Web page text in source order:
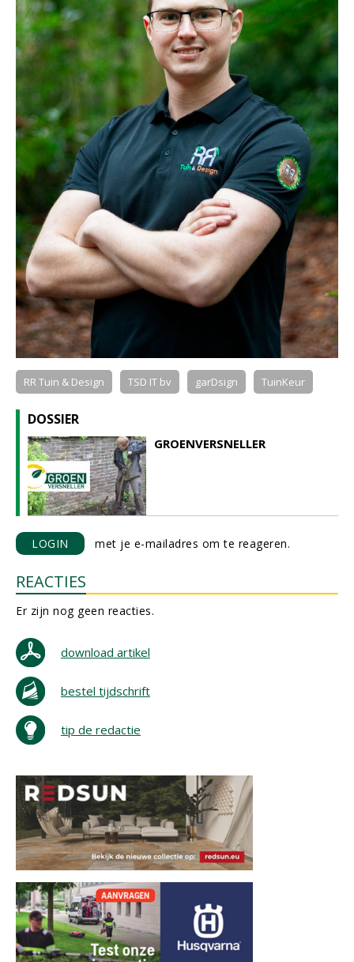
RR Tuin & Design TSD IT bv garDsign TuinKeur
DOSSIER
GROENVERSNELLER
LOGIN met je e-mailadres om te reageren.
REACTIES
Er zijn nog geen reacties.
download artikel
bestel tijdschrift
tip de redactie